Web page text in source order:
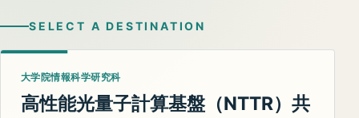
SELECT A DESTINATION
大学院情報科学研究科
高性能光量子計算基盤（NTTR）共